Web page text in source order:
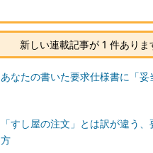
新しい連載記事が 1 件ありま
あなたの書いた要求仕様書に「妥
「すし屋の注文」とは訳が違う
方